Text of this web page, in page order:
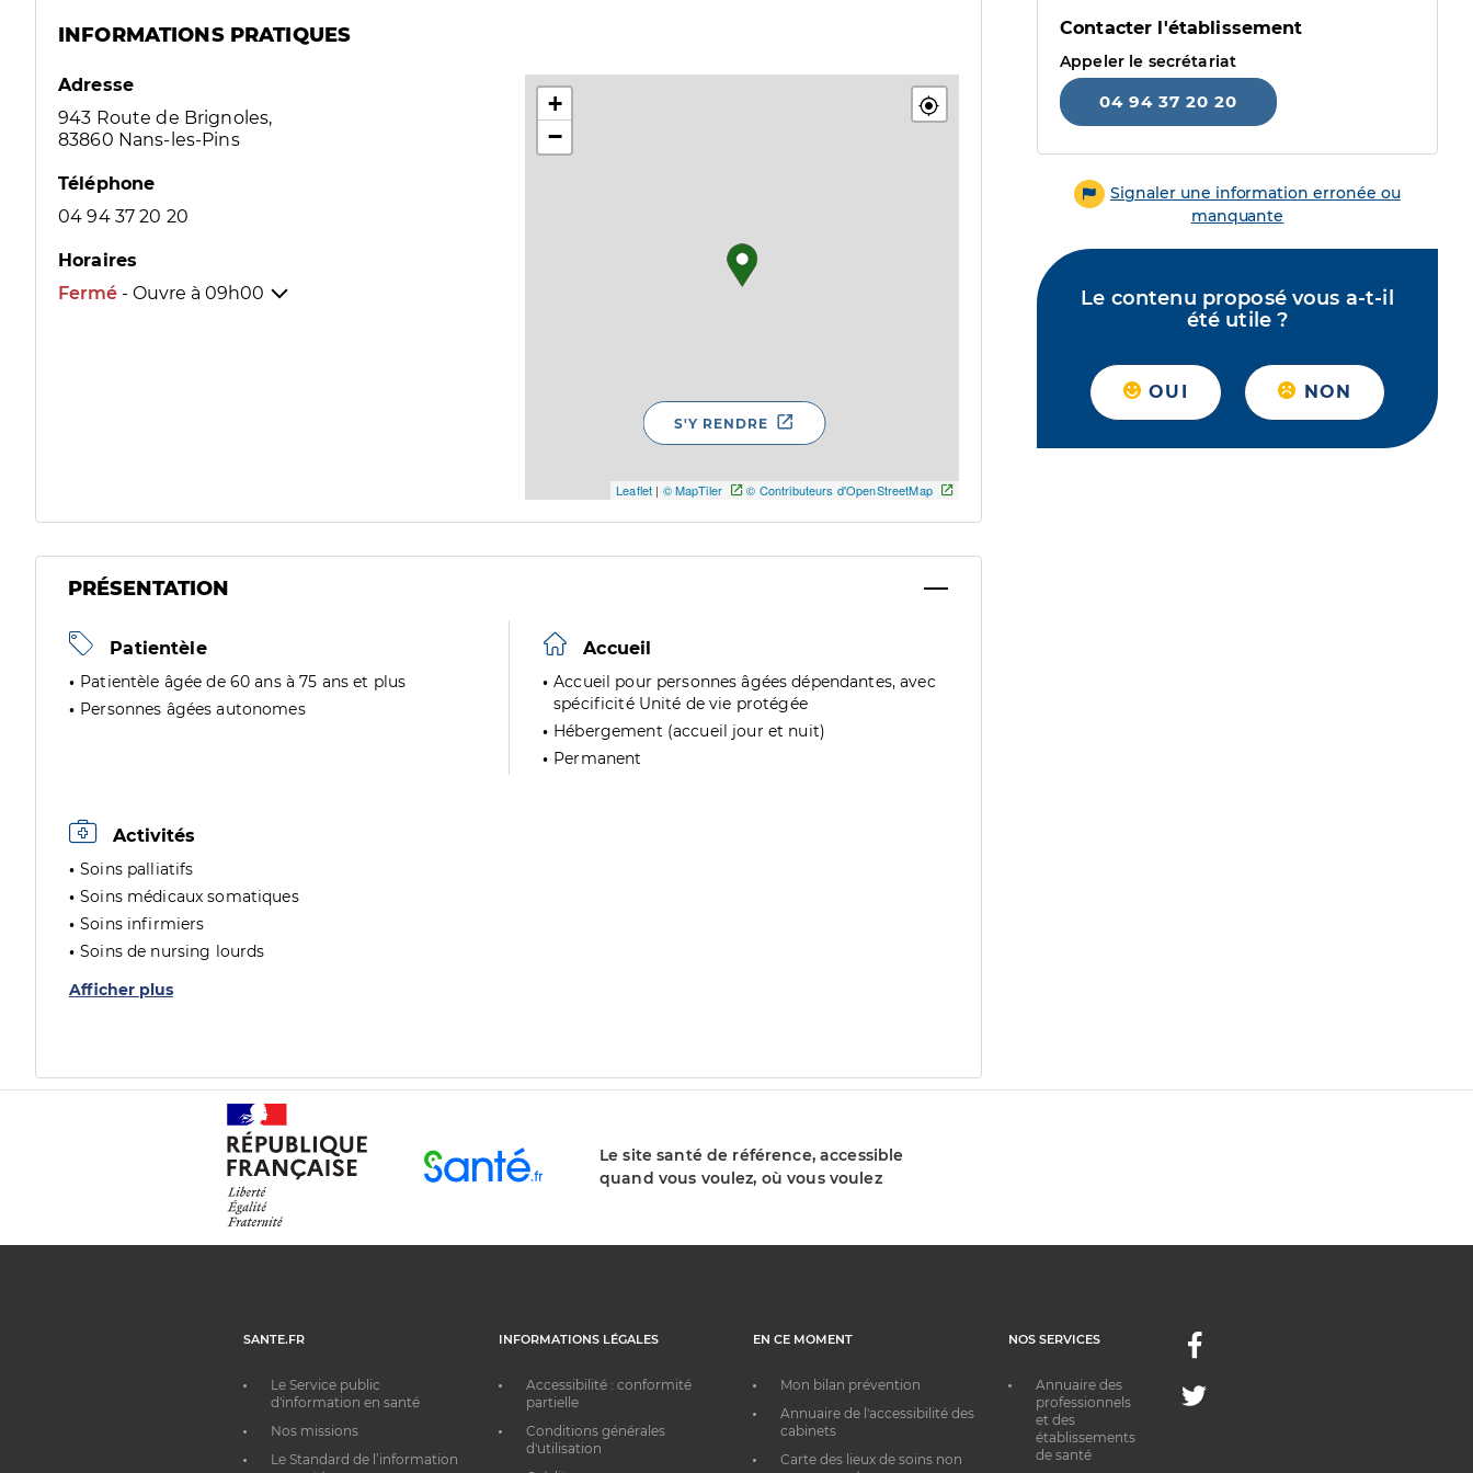
INFORMATIONS PRATIQUES
Adresse
943 Route de Brignoles,
83860 Nans-les-Pins
Téléphone
04 94 37 20 20
Horaires
Fermé - Ouvre à 09h00
+
−
Leaflet | © MapTiler © Contributeurs d'OpenStreetMap
S'Y RENDRE
PRÉSENTATION
Patientèle
Patientèle âgée de 60 ans à 75 ans et plus
Personnes âgées autonomes
Accueil
Accueil pour personnes âgées dépendantes, avec
spécificité Unité de vie protégée
Hébergement (accueil jour et nuit)
Permanent
Activités
Soins palliatifs
Soins médicaux somatiques
Soins infirmiers
Soins de nursing lourds
Afficher plus
Contacter l'établissement
Appeler le secrétariat
04 94 37 20 20
Signaler une information erronée ou
manquante
Le contenu proposé vous a-t-il
été utile ?
OUI NON
Le site santé de référence, accessible
quand vous voulez, où vous voulez
SANTE.FR
Le Service public
d'information en santé
Nos missions
Le Standard de l’information
INFORMATIONS LÉGALES
Accessibilité : conformité
partielle
Conditions générales
d'utilisation
EN CE MOMENT
Mon bilan prévention
Annuaire de l'accessibilité des
cabinets
Carte des lieux de soins non
NOS SERVICES
Annuaire des
professionnels
et des
établissements
de santé
Facebook
Twitter